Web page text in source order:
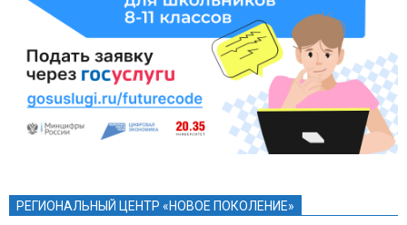
РЕГИОНАЛЬНЫЙ ЦЕНТР «НОВОЕ ПОКОЛЕНИЕ»